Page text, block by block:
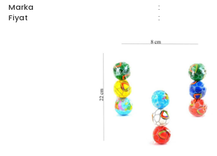
Marka
:
Fiyat :